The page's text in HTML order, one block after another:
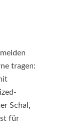
tragen:
Schal,
für